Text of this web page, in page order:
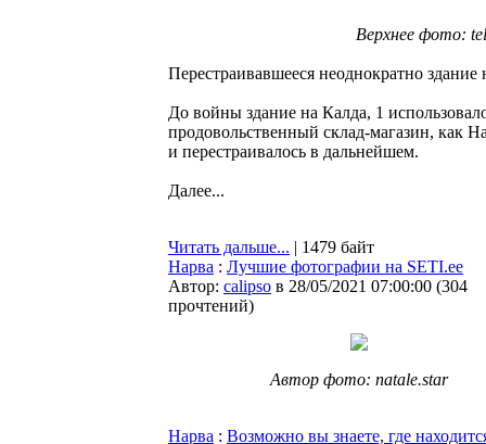
Верхнее фото:
Перестраивавшееся неоднократно
До войны здание на Калда, 1
продовольственный склад-магазин, как
и перестраивалось в дальнейшем.
Далее...
Читать дальше... | 1479 байт
Нарва : Лучшие фотографии на SETI.ee
Автор: calipso в 28/05/2021 07:00:00 (304
прочтений)
Автор фото: natale.star
Нарва : Возможно вы знаете, где